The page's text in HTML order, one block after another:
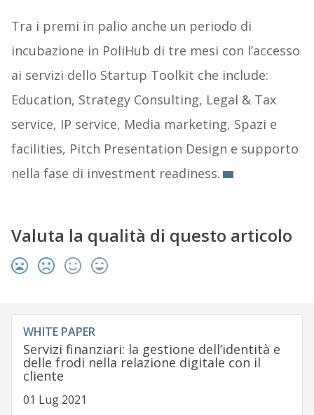
Tra i premi in palio anche un periodo di
incubazione in PoliHub di tre mesi con l’accesso
ai servizi dello Startup Toolkit che include:
Education, Strategy Consulting, Legal & Tax
service, IP service, Media marketing, Spazi e
facilities, Pitch Presentation Design e supporto
nella fase di investment readiness.
Valuta la qualità di questo articolo
WHITE PAPER
Servizi finanziari: la gestione dell’identità e
delle frodi nella relazione digitale con il
cliente
01 Lug 2021